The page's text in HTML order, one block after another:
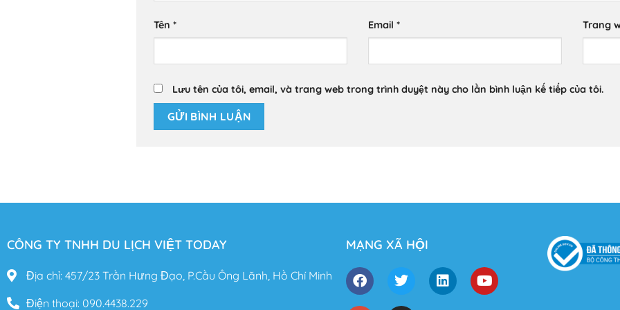
Tên * Email * Trang
Lưu tên của tôi, email, và trang web trong trình duyệt này cho lần bình luận kế tiếp của tôi.
CÔNG TY TNHH DU LỊCH VIỆT TODAY
Địa chỉ: 457/23 Trần Hưng Đạo, P.Cầu Ông Lãnh, Hồ Chí Minh
Điện thoại: 090.4438.229
MẠNG XÃ HỘI